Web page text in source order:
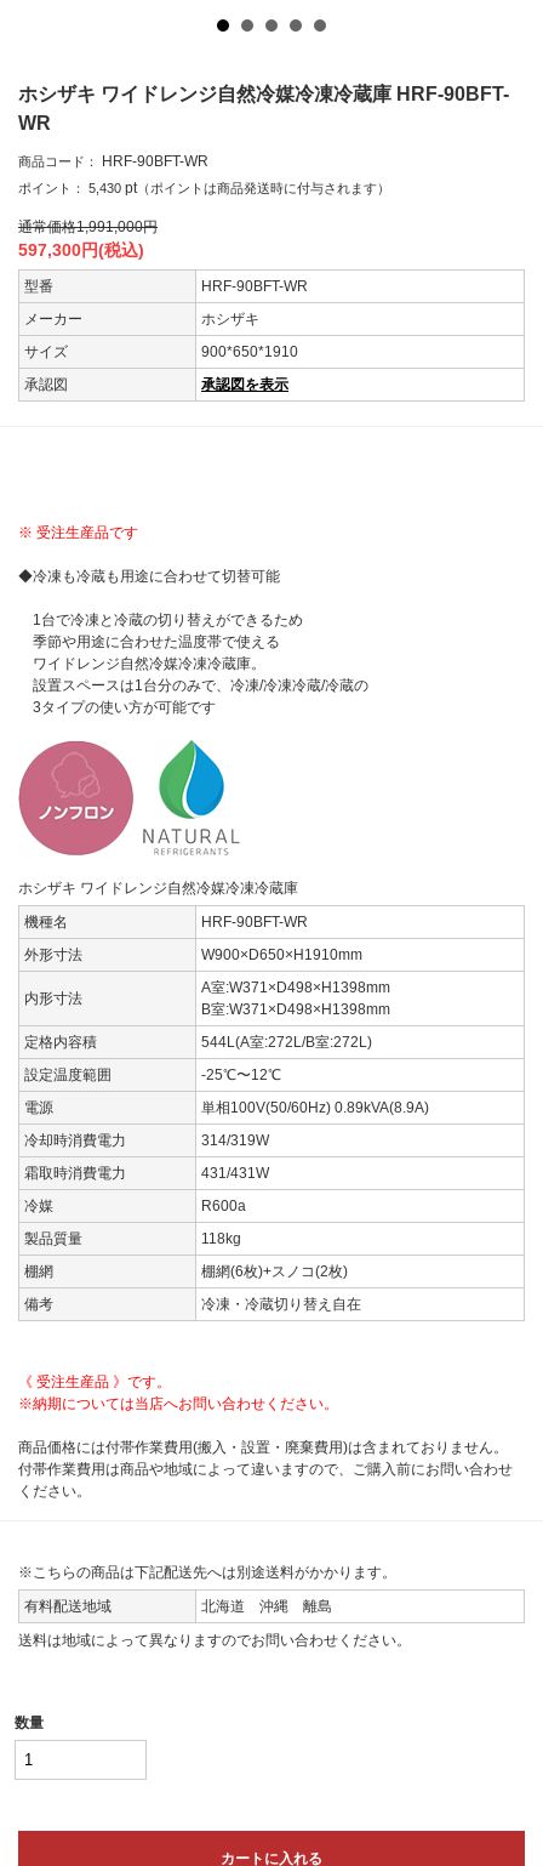
ホシザキ ワイドレンジ自然冷媒冷凍冷蔵庫 HRF-90BFT-
WR
商品コード： HRF-90BFT-WR
ポイント： 5,430 pt （ポイントは商品発送時に付与されます）
通常価格1,991,000円
597,300円(税込)
型番
HRF-90BFT-WR
メーカー
ホシザキ
サイズ
900*650*1910
承認図
承認図を表示
※ 受注生産品です
◆冷凍も冷蔵も用途に合わせて切替可能
1台で冷凍と冷蔵の切り替えができるため
季節や用途に合わせた温度帯で使える
ワイドレンジ自然冷媒冷凍冷蔵庫。
設置スペースは1台分のみで、冷凍/冷凍冷蔵/冷蔵の
3タイプの使い方が可能です
ホシザキ ワイドレンジ自然冷媒冷凍冷蔵庫
機種名
HRF-90BFT-WR
外形寸法
W900×D650×H1910mm
内形寸法
A室:W371×D498×H1398mm
B室:W371×D498×H1398mm
定格内容積
544L(A室:272L/B室:272L)
設定温度範囲
-25℃〜12℃
電源
単相100V(50/60Hz) 0.89kVA(8.9A)
冷却時消費電力
314/319W
霜取時消費電力
431/431W
冷媒
R600a
製品質量
118kg
棚網
棚網(6枚)+スノコ(2枚)
備考
冷凍・冷蔵切り替え自在
《 受注生産品 》です。
※納期については当店へお問い合わせください。
商品価格には付帯作業費用(搬入・設置・廃棄費用)は含まれておりません。
付帯作業費用は商品や地域によって違いますので、ご購入前にお問い合わせ
ください。
※こちらの商品は下記配送先へは別途送料がかかります。
有料配送地域
北海道 沖縄 離島
送料は地域によって異なりますのでお問い合わせください。
数量
カートに入れる